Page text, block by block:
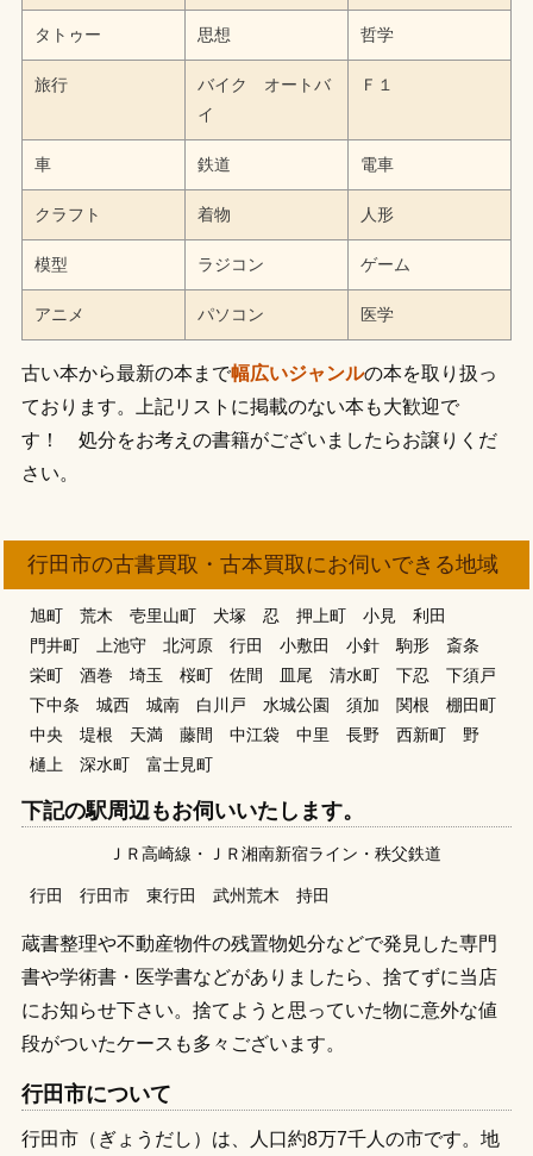
タトゥー 思想 哲学
旅行
バイク オートバ
イ
Ｆ１
車 鉄道 電車
クラフト 着物 人形
模型 ラジコン ゲーム
アニメ パソコン 医学
古い本から最新の本まで幅広いジャンルの本を取り扱っ
ております。上記リストに掲載のない本も大歓迎で
す！ 処分をお考えの書籍がございましたらお譲りくだ
さい。
行田市の古書買取・古本買取にお伺いできる地域
旭町 荒木 壱里山町 犬塚 忍 押上町 小見
利田
門井町
上池守 北河原 行田 小敷田 小針 駒形
斎条
栄町
酒巻 埼玉 桜町 佐間 皿尾 清水町 下忍
下須戸
下中条
城西 城南 白川戸 水城公園 須加 関根
棚田町
中央
堤根 天満 藤間 中江袋 中里 長野 西新町
野
樋上
深水町 富士見町
下記の駅周辺もお伺いいたします。
ＪＲ高崎線 ＪＲ湘南新宿ライン 秩父鉄道
行田 行田市 東行田 武州荒木 持田
蔵書整理や不動産物件の残置物処分などで発見した専門
書や学術書・医学書などがありましたら、捨てずに当店
にお知らせ下さい。捨てようと思っていた物に意外な値
段がついたケースも多々ございます。
行田市について
行田市（ぎょうだし）は、人口約8万7千人の市です。地